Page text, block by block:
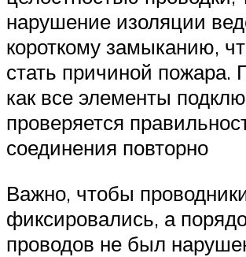
нарушение изоляции
короткому замыканию,
стать причиной пожара.
как все элементы
проверяется
соединения повторно
Важно, чтобы
фиксировались, а
проводов не был